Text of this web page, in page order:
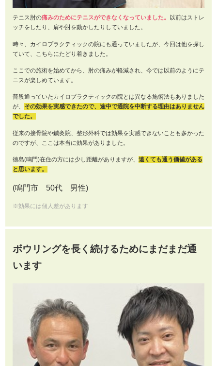
テニス肘の痛みのためにテニスができなくなっていました。
以前はストレ
ッチをしたり、肩や肘を動かしたりしていました。
時々、カイロプラクティックの院にも通っていましたが、今回は他を探し
ていて、こちらにたどり着きました。
ここでの施術を始めてから、肘の痛みが軽減され、今では以前のようにテ
ニスが楽しめています。
普段通っていたカイロプラクティックの院とは異なる施術法もありました
が、 その効果を実感できたので、途中で通院を中断する理由はありません
でした。
従来の接骨院や鍼灸院、整形外科では効果を実感できないことも多かった
のですが、ここは本当に効果がありました。
徳島(鳴門)在住の方には少し距離がありますが、 遠くても通う価値がある
と思います。
(鳴門市 50代 男性)
※効果には個人差があります
ボウリングを長く続けるためにまだまだ通
います